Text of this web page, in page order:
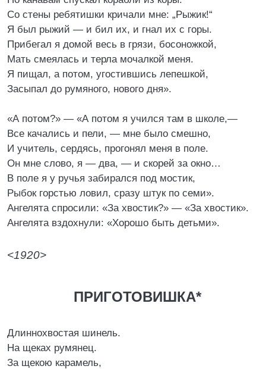
Со стены ребятишки кричали мне: „Рыжик!“
Я был рыжий — и бил их, и гнал их с горы.
Прибегал я домой весь в грязи, босоножкой,
Мать смеялась и терла мочалкой меня.
Я пищал, а потом, угостившись лепешкой,
Засыпал до румяного, нового дня».
«А потом?» — «А потом я учился там в школе,—
Все качались и пели, — мне было смешно,
И учитель, сердясь, прогонял меня в поле.
Он мне слово, я — два, — и скорей за окно…
В поле я у ручья забирался под мостик,
Рыбок горстью ловил, сразу штук по семи».
Ангелята спросили: «За хвостик?» — «За хвостик».
Ангелята вздохнули: «Хорошо быть детьми».
<1920>
ПРИГОТОВИШКА*
Длиннохвостая шинель.
На щеках румянец.
За щекою карамель,